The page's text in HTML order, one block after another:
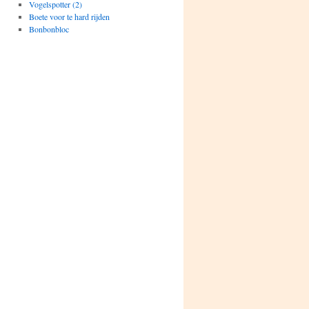
Vogelspotter (2)
Boete voor te hard rijden
Bonbonbloc